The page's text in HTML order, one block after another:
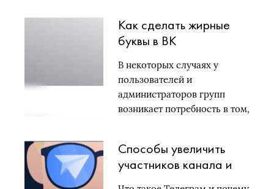
Как сделать жирные
буквы в ВК
В некоторых случаях у
пользователей и
администраторов групп
возникает потребность в том,
Способы увеличить
участников канала и